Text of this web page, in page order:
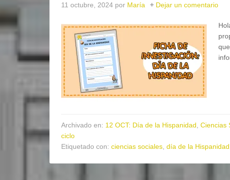
11 octubre, 2024 por María Dejar un comentario
Archivado en: 12 OCT: Día de la Hispanidad Ciencias
ciclo
Etiquetado con: ciencias sociales día de la Hispanidad